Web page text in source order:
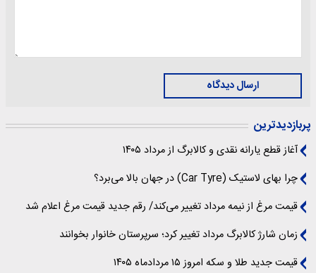
ارسال دیدگاه
پربازدیدترین
آغاز قطع یارانه نقدی و کالابرگ از مرداد ۱۴۰۵
چرا بهای لاستیک (Car Tyre) در جهان بالا می‌برد؟
قیمت مرغ از نیمه مرداد تغییر می‌کند/ رقم جدید قیمت مرغ اعلام شد
زمان شارژ کالابرگ مرداد تغییر کرد؛ سرپرستان خانوار بخوانند
قیمت جدید طلا و سکه امروز ۱۵ مردادماه ۱۴۰۵